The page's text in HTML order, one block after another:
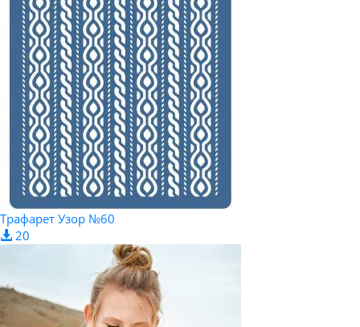
Трафарет Узор №60
20